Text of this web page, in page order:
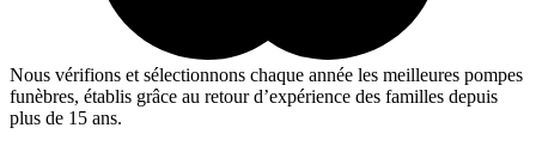
Nous vérifions et sélectionnons chaque année les meilleures pompes
funèbres, établis grâce au retour d’expérience des familles depuis
plus de 15 ans.